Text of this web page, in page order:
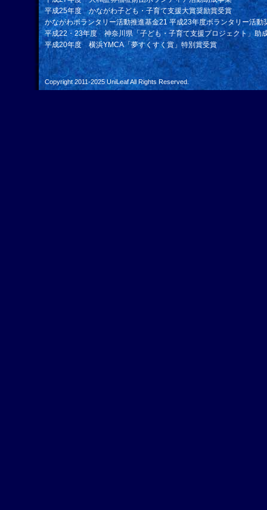
平成25年度 かながわ子ども・子育て支援大賞奨励賞受賞
かながわボランタリー活動推進基金21 平成23年度ボランタリー活動
平成22・23年度 神奈川県「子ども・子育て支援プロジェクト」助
平成20年度 横浜YMCA「夢すくすく賞」特別賞受賞
Copyright 2011-2025 UniLeafAll Rights Reserved.